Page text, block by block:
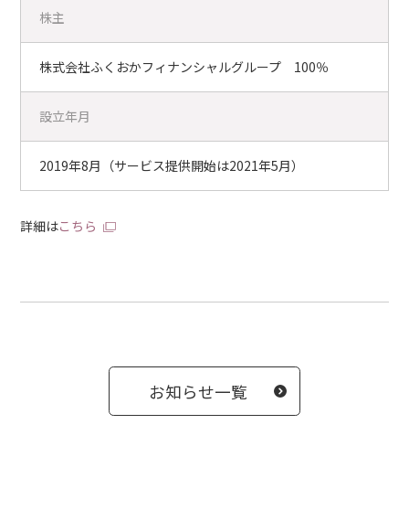
株主
株式会社ふくおかフィナンシャルグループ 100％
設立年月
2019年8月（サービス提供開始は2021年5月）
詳細はこちら
お知らせ一覧